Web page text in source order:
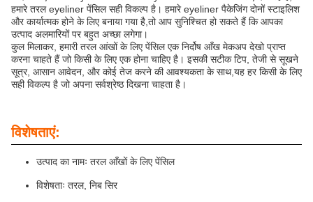
हमारे तरल eyeliner पेंसिल सही विकल्प है। हमारे eyeliner पैकेजिंग दोनों स्टाइलिश
और कार्यात्मक होने के लिए बनाया गया है,तो आप सुनिश्चित हो सकते हैं कि आपका
उत्पाद अलमारियों पर बहुत अच्छा लगेगा।
कुल मिलाकर, हमारी तरल आंखों के लिए पेंसिल एक निर्दोष आँख मेकअप देखो प्राप्त
करना चाहते हैं जो किसी के लिए एक होना चाहिए है। इसकी सटीक टिप, तेजी से सूखने
सूत्र, आसान आवेदन, और कोई तेज करने की आवश्यकता के साथ,यह हर किसी के लिए
सही विकल्प है जो अपना सर्वश्रेष्ठ दिखना चाहता है।
विशेषताएं:
उत्पाद का नामः तरल आँखों के लिए पेंसिल
विशेषताः तरल, निब सिर